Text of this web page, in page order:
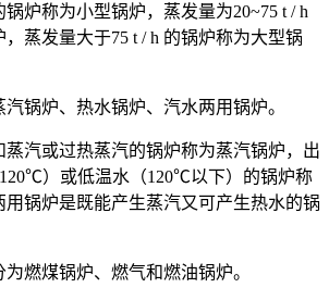
锅炉称为小型锅炉，蒸发量为20~75 t / h
蒸发量大于75 t / h 的锅炉称为大型锅
锅炉、热水锅炉、汽水两用锅炉。
汽或过热蒸汽的锅炉称为蒸汽锅炉，出
）或低温水（120℃以下）的锅炉称
用锅炉是既能产生蒸汽又可产生热水的锅
燃煤锅炉、燃气和燃油锅炉。